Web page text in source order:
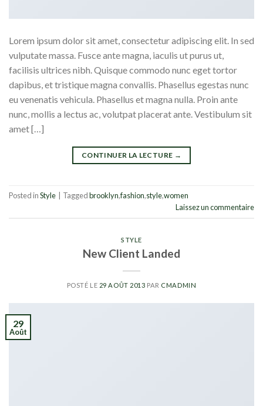
Lorem ipsum dolor sit amet, consectetur adipiscing elit. In sed
vulputate massa. Fusce ante magna, iaculis ut purus ut,
facilisis ultrices nibh. Quisque commodo nunc eget tortor
dapibus, et tristique magna convallis. Phasellus egestas nunc
eu venenatis vehicula. Phasellus et magna nulla. Proin ante
nunc, mollis a lectus ac, volutpat placerat ante. Vestibulum sit
amet […]
CONTINUER LA LECTURE →
Posted inStyle Taggedbrooklyn,fashion,style,women
Laissez un commentaire
STYLE
New Client Landed
POSTÉ LE 29 AOÛT 2013 PAR CMADMIN
29
Août